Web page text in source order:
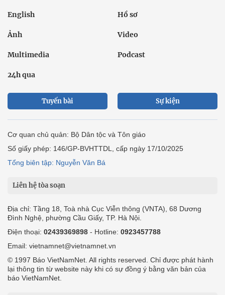
English Hồ sơ
Ảnh Video
Multimedia Podcast
24h qua
Tuyến bài Sự kiện
Cơ quan chủ quản: Bộ Dân tộc và Tôn giáo
Số giấy phép: 146/GP-BVHTTDL, cấp ngày 17/10/2025
Tổng biên tập: Nguyễn Văn Bá
Liên hệ tòa soạn
Địa chỉ: Tầng 18, Toà nhà Cục Viễn thông (VNTA), 68 Dương
Đình Nghệ, phường Cầu Giấy, TP. Hà Nội.
Điện thoại: 02439369898 - Hotline: 0923457788
Email: vietnamnet@vietnamnet.vn
© 1997 Báo VietNamNet. All rights reserved. Chỉ được phát hành
lại thông tin từ website này khi có sự đồng ý bằng văn bản của
báo VietNamNet.